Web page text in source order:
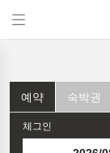
예약 숙박권
체그인